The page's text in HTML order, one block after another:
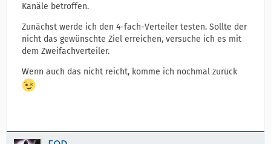
Kanäle betroffen.
Zunächst werde ich den 4-fach-Verteiler testen. Sollte der
nicht das gewünschte Ziel erreichen, versuche ich es mit
dem Zweifachverteiler.
Wenn auch das nicht reicht, komme ich nochmal zurück